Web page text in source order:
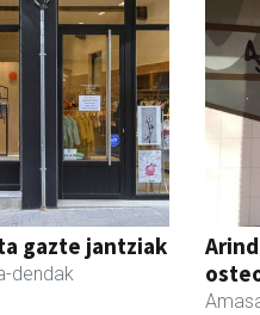
gazte jantziak
dendak